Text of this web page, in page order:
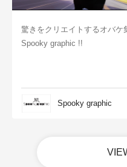
驚きをクリエイトするオバケ
Spooky graphic !!
Spooky graphic